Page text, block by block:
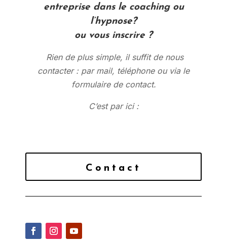
entreprise dans le coaching ou
l’hypnose?
ou vous inscrire ?
Rien de plus simple, il suffit de nous
contacter : par mail, téléphone ou via le
formulaire de contact.
C’est par ici :
Contact